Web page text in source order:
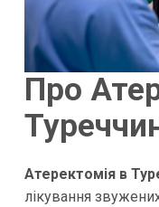
Про
Атеректомія в
лікування